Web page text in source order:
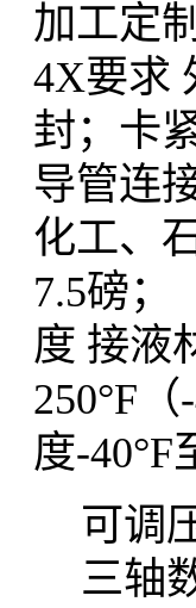
加工定
4X要求
封；卡
导管连
化工、
7.5磅；
度 接液
250°F（
度-40°F
可调
三轴